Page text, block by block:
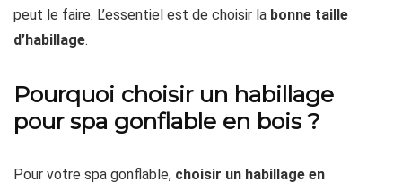
peut le faire. L’essentiel est de choisir la bonne taille
d’habillage.
Pourquoi choisir un habillage
pour spa gonflable en bois ?
Pour votre spa gonflable, choisir un habillage en